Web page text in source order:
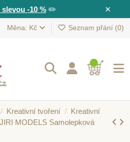
×
-10 %✏️
Měna: Kč Seznam přání (0)
Kreativní tvoření
Kreativní
JIRI MODELS Samolepková